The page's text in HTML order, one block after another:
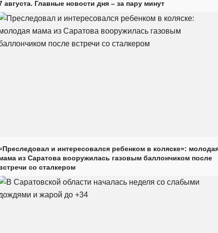
августа. Главные новости дня – за пару минут
и интересовался ребенком в коляске»:
из Саратова вооружилась газовым баллончиком после
со сталкером